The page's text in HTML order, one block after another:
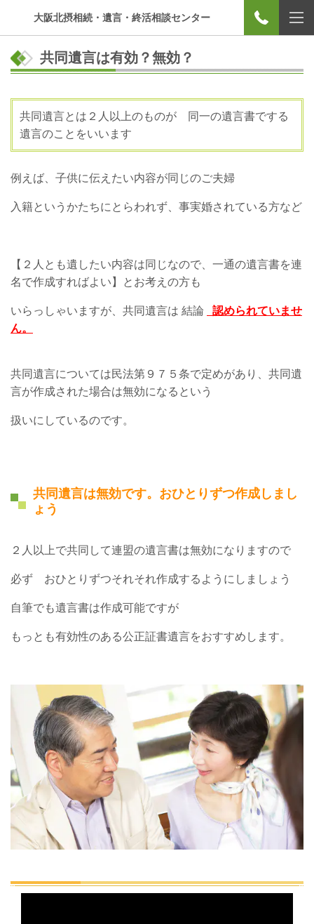
大阪北摂相続・遺言・終活相談センター
共同遺言は有効？無効？
共同遺言とは２人以上のものが 同一の遺言書でする
遺言のことをいいます
例えば、子供に伝えたい内容が同じのご夫婦
入籍というかたちにとらわれず、事実婚されている方など
【２人とも遺したい内容は同じなので、一通の遺言書を連
名で作成すればよい】とお考えの方も
いらっしゃいますが、共同遺言は 結論
認められていませ
ん。
共同遺言については民法第９７５条で定めがあり、共同遺
言が作成された場合は無効になるという
扱いにしているのです。
共同遺言は無効です。おひとりずつ作成しまし
ょう
２人以上で共同して連盟の遺言書は無効になりますので
必ず おひとりずつそれそれ作成するようにしましょう
自筆でも遺言書は作成可能ですが
もっとも有効性のある公正証書遺言をおすすめします。